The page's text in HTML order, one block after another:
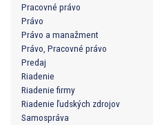
Pracovné právo
Právo
Právo a manažment
Právo, Pracovné právo
Predaj
Riadenie
Riadenie firmy
Riadenie ľudských zdrojov
Samospráva